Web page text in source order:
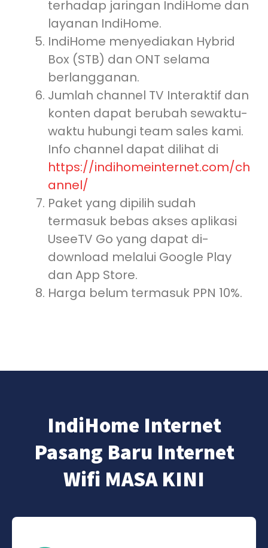
terhadap jaringan IndiHome dan
layanan IndiHome.
IndiHome menyediakan Hybrid
Box (STB) dan ONT selama
berlangganan.
Jumlah channel TV Interaktif dan
konten dapat berubah sewaktu-
waktu hubungi team sales kami.
Info channel dapat dilihat di
https://indihomeinternet.com/ch
annel/
Paket yang dipilih sudah
termasuk bebas akses aplikasi
UseeTV Go yang dapat di-
download melalui Google Play
dan App Store.
Harga belum termasuk PPN 10%.
IndiHome Internet
Pasang Baru Internet
Wifi MASA KINI